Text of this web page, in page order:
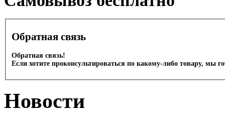
Обратная связь
Обратная связь!
Если хотите проконсультироваться по какому-либо товару, мы
Новости